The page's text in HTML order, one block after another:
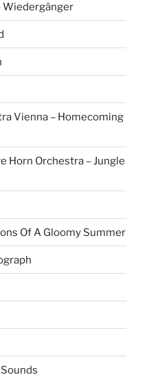
Wiedergänger
Vienna – Homecoming
Horn Orchestra – Jungle
Of A Gloomy Summer